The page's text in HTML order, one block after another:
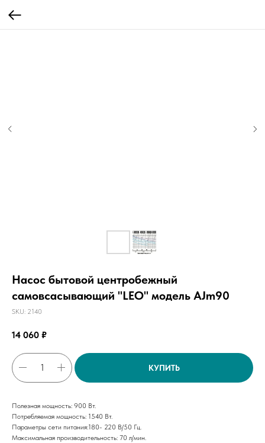
Насос бытовой центробежный
самовсасывающий "LEO" модель AJm90
SKU: 2140
14 060 ₽
КУПИТЬ
Полезная мощность: 900 Вт.
Потребляемая мощность: 1540 Вт.
Параметры сети питания:180- 220 В/50 Гц.
Максимальная производительность: 70 л/мин.